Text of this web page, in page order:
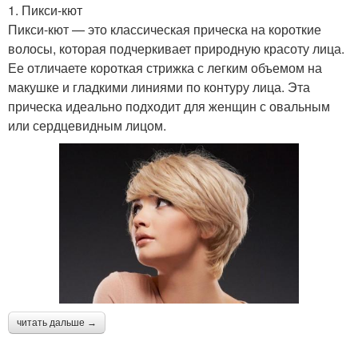
1. Пикси-кют
Пикси-кют — это классическая прическа на короткие
волосы, которая подчеркивает природную красоту лица.
Ее отличаете короткая стрижка с легким объемом на
макушке и гладкими линиями по контуру лица. Эта
прическа идеально подходит для женщин с овальным
или сердцевидным лицом.
читать дальше →